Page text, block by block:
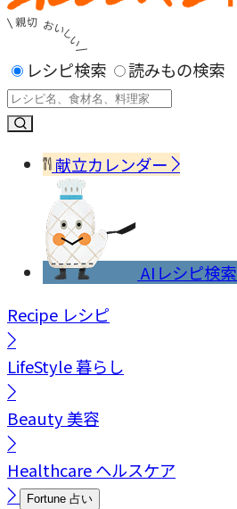
レシピ検索 読みもの検索
献立カレンダー
AIレシピ検索
Recipe レシピ
LifeStyle暮らし
Beauty美容
Healthcareヘルスケア
Fortune 占い